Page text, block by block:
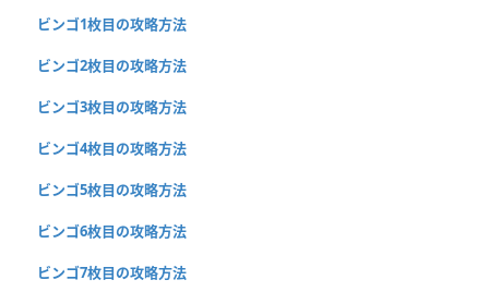
ビンゴ1枚目の攻略方法
ビンゴ2枚目の攻略方法
ビンゴ3枚目の攻略方法
ビンゴ4枚目の攻略方法
ビンゴ5枚目の攻略方法
ビンゴ6枚目の攻略方法
ビンゴ7枚目の攻略方法